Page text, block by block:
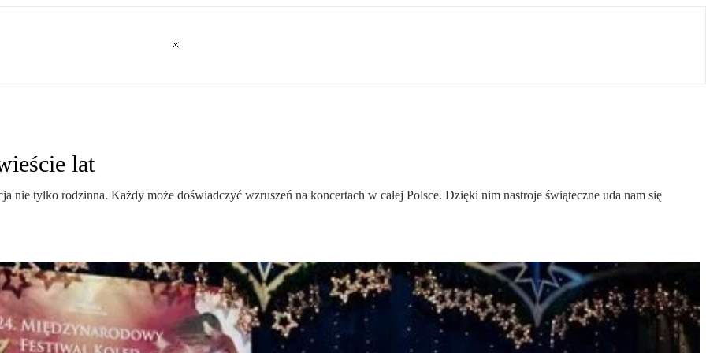
lat
nie tylko rodzinna. Każdy może doświadczyć wzruszeń na koncertach w całej Polsce. Dzięki nim nastroje świąteczne uda nam się